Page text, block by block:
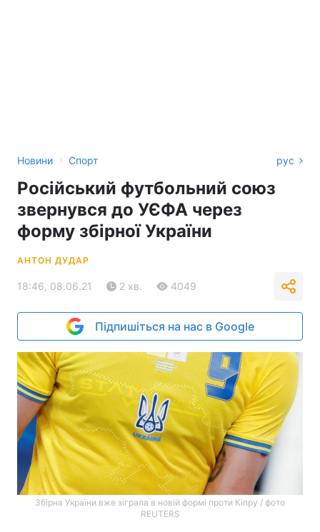
Новини › Спорт рус
Російський футбольний союз
звернувся до УЄФА через
форму збірної України
АНТОН ДУДАР
18:46, 08.06.21 2 хв. 4049
Підпишіться на нас в Google
Збірна України вже зіграла в новій формі проти Кіпру / фото
REUTERS